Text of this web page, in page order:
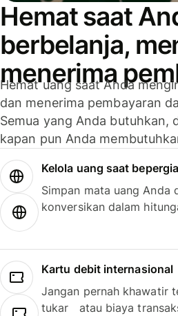
Hemat saat
berbelanja,
menerima
Hemat uang saat Anda
dan menerima pembayaran
Semua yang Anda butuhkan,
kapan pun Anda
Kelola uang saat
Simpan mata uang Anda
konversikan dalam
Kartu debit internasional
Jangan pernah khawatir
tukar atau biaya